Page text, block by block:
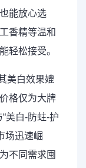
能放心选
香精等温和
轻松接受。
美白效果媲
格仅为大牌
美白-防蛀-护
场迅速崛
不同需求囤